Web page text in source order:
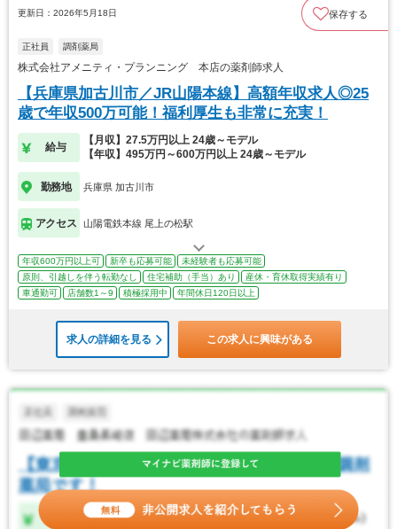
更新日：2026年5月18日 保存する
正社員 調剤薬局
株式会社アメニティ・プランニング 本店の薬剤師求人
【兵庫県加古川市／JR山陽本線】高額年収求人◎25
歳で年収500万可能！福利厚生も非常に充実！
給与
【月収】27.5万円以上 24歳～モデル
【年収】495万円～600万円以上 24歳～モデル
勤務地 兵庫県 加古川市
アクセス 山陽電鉄本線 尾上の松駅
年収600万円以上可 新卒も応募可能
未経験者も応募可能
原則、引越しを伴う転勤なし
住宅補助（手当）あり
産休・育休取得実績有り
車通勤可
店舗数1～9 積極採用中 年間休日120日以上
求人の詳細を見る この求人に興味がある